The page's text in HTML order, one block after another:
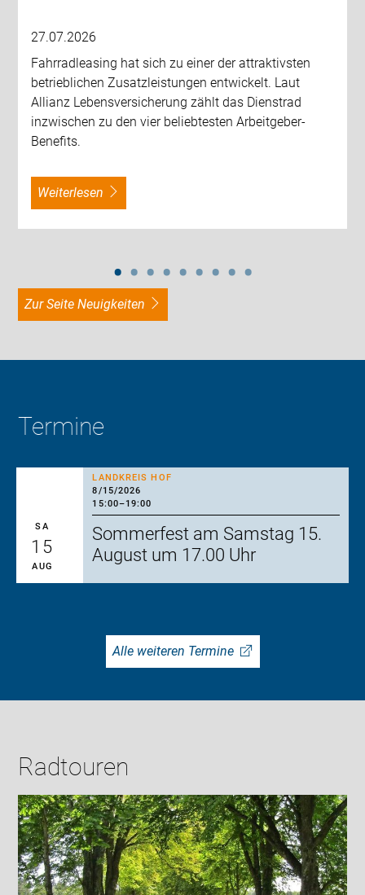
27.07.2026
Fahrradleasing hat sich zu einer der attraktivsten
betrieblichen Zusatzleistungen entwickelt. Laut
Allianz Lebensversicherung zählt das Dienstrad
inzwischen zu den vier beliebtesten Arbeitgeber-
Benefits.
weiterlesen
zur Seite Neuigkeiten
Termine
LANDKREIS HOF
8/15/2026
15:00–19:00
SA
15
AUG
Sommerfest am Samstag 15.
August um 17.00 Uhr
Alle weiteren Termine
Radtouren